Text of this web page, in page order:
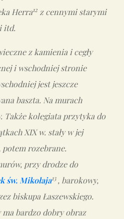
Herra12 z cennymi starymi
itd.
z kamienia i cegły
i wschodniej stronie
jest jeszcze
baszta. Na murach
Także kolegiata przytyka do
XIX w. stały w jej
rozebrane.
przy drodze do
św. Mikołaja13, barokowy,
biskupa Łaszewskiego.
bardzo dobry obraz